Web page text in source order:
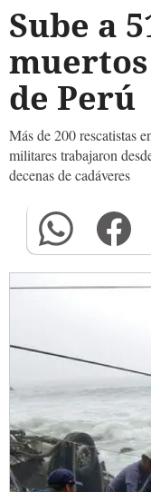
Sube a
de Perú
Más de 200 rescatistas
militares trabajaron
decenas de cadáveres